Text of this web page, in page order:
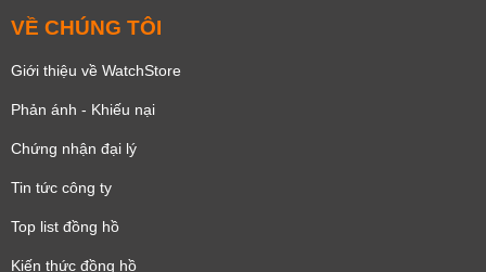
VỀ CHÚNG TÔI
Giới thiệu về WatchStore
Phản ánh - Khiếu nại
Chứng nhận đại lý
Tin tức công ty
Top list đồng hồ
Kiến thức đồng hồ